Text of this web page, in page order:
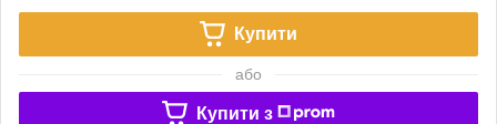
Купити
або
Купити з